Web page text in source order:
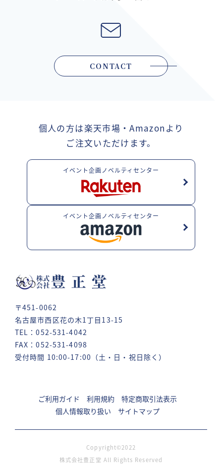
CONTACT
〒451-0062
名古屋市西区花の木1丁目13-15
TEL：052-531-4042
FAX：052-531-4098
受付時間 10:00-17:00（土・日・祝日除く）
ご利用ガイド 利用規約
特定商取引法表示
個人情報取り扱い
サイトマップ
個人の方は楽天市場・Amazonより
ご注文いただけます。
イベント企画ノベルティセンター
イベント企画ノベルティセンター
Copyright©2022
株式会社豊正堂 All Rights Reserved